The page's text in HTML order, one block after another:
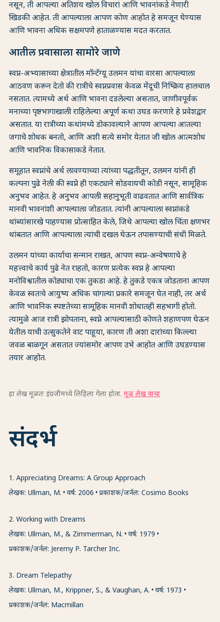
नसून, ती आपल्या अतिशय खोल विचारां आणि भावनांकडे नेणारी
खिडकी आहेत. ती आपल्याला आपण कोण आहोत हे समजून घेण्यास
आणि भावना अधिक सक्षमपणे हाताळण्यास मदत करतात.
आतील प्रवासाला सामोरे जाणे
स्वप्न-अभ्यासाच्या क्षेत्रातील मॉन्टॅग्यू उलमन यांचा वारसा आपल्याला
आठवण करून देतो की रात्रीचे स्वप्नप्रवास केवळ मेंदूची निष्क्रिय हालचाल
नसतात. त्यामध्ये अर्थ आणि भावना दडलेल्या असतात, जाणीवपूर्वक
मनाच्या पृष्ठभागाखाली राहिलेल्या अपूर्ण कथा उघड करणारे हे प्रवेशद्वार
असतात. या रात्रीच्या कथांमध्ये डोकावल्याने आपण आपल्या आतल्या
जगाचे शोधक बनतो, आणि अशी सत्ये समोर येतात जी खोल आत्मशोध
आणि भावनिक विकासाकडे नेतात.
समूहात स्वप्नांचे अर्थ लावण्याच्या त्यांच्या पद्धतीतून, उलमन यांनी ही
कल्पना पुढे नेली की स्वप्ने ही एकट्याने सोडवायची कोडी नसून, सामूहिक
अनुभव आहेत. हे अनुभव आपली सहानुभूती वाढवतात आणि सार्वत्रिक
मानवी भावनांशी आपल्याला जोडतात. त्यांनी आपल्याला स्वप्नांकडे
थांब्यांसारखे पाहण्यास प्रोत्साहित केले, जिथे आपल्या खोल चिंता क्षणभर
थांबतात आणि आपल्याला त्यांची दखल घेऊन तपासण्याची संधी मिळते.
उलमन यांच्या कार्याचा सन्मान राखत, आपण स्वप्न-अन्वेषणाचे हे
महत्त्वाचे कार्य पुढे नेत राहतो, कारण प्रत्येक स्वप्न हे आपल्या
मनोविश्वातील कोड्याचा एक तुकडा आहे. हे तुकडे एकत्र जोडताना आपण
केवळ स्वतःचे आयुष्य अधिक चांगल्या प्रकारे समजून घेत नाही, तर अर्थ
आणि भावनिक स्पष्टतेच्या सामूहिक मानवी शोधातही सहभागी होतो.
त्यामुळे आज रात्री झोपताना, स्वप्ने आपल्यासाठी कोणते शहाणपण घेऊन
येतील याची उत्सुकतेने वाट पाहूया, कारण ती अशा दारांच्या किल्ल्या
जवळ बाळगून असतात ज्यांसमोर आपण उभे आहोत आणि उघडण्यास
तयार आहोत.
हा लेख मूळतः इंग्रजीमध्ये लिहिला गेला होता. मूळ लेख वाचा
संदर्भ
1. Appreciating Dreams: A Group Approach
लेखक: Ullman, M.
वर्ष: 2006 प्रकाशक/जर्नल: Cosimo Books
2. Working with Dreams
लेखक: Ullman, M., & Zimmerman, N.
वर्ष: 1979
प्रकाशक/जर्नल: Jeremy P. Tarcher Inc.
3. Dream Telepathy
लेखक: Ullman, M., Krippner, S., & Vaughan, A.
वर्ष: 1973
प्रकाशक/जर्नल: Macmillan